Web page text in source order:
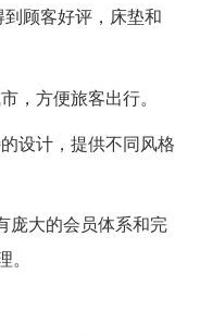
顾客好评，床垫和
，方便旅客出行。
设计，提供不同风格
庞大的会员体系和完